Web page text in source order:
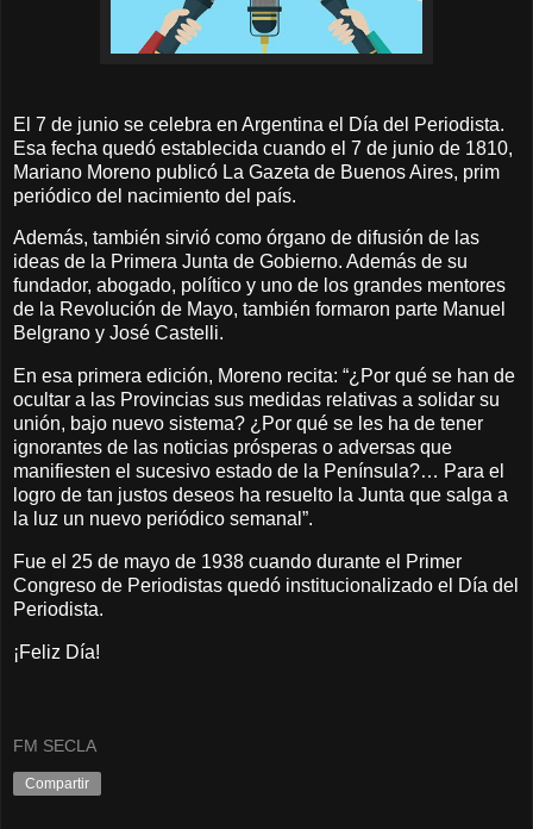
El 7 de junio se celebra en Argentina el Día del Periodista.
Esa fecha quedó establecida cuando el 7 de junio de 1810,
Mariano Moreno publicó La Gazeta de Buenos Aires, prim
periódico del nacimiento del país.
Además, también sirvió como órgano de difusión de las
ideas de la Primera Junta de Gobierno. Además de su
fundador, abogado, político y uno de los grandes mentores
de la Revolución de Mayo, también formaron parte Manuel
Belgrano y José Castelli.
En esa primera edición, Moreno recita: “¿Por qué se han de
ocultar a las Provincias sus medidas relativas a solidar su
unión, bajo nuevo sistema? ¿Por qué se les ha de tener
ignorantes de las noticias prósperas o adversas que
manifiesten el sucesivo estado de la Península?… Para el
logro de tan justos deseos ha resuelto la Junta que salga a
la luz un nuevo periódico semanal”.
Fue el 25 de mayo de 1938 cuando durante el Primer
Congreso de Periodistas quedó institucionalizado el Día del
Periodista.
¡Feliz Día!
FM SECLA
Compartir